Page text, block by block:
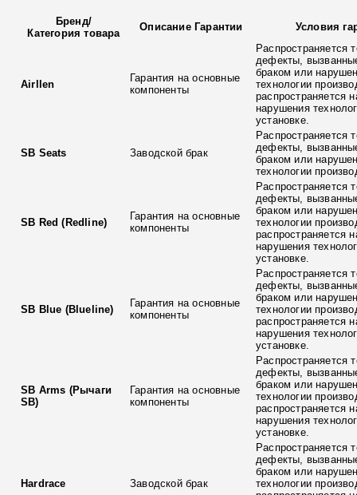
Бренд/
Категория товара
Описание Гарантии Условия
Airllen
Гарантия на основные
компоненты
Распространяется
дефекты,
браком или
технологии
распространяется
нарушения
установке.
SB Seats Заводской брак
Распространяется
дефекты,
браком или
технологии
SB Red (Redline)
Гарантия на основные
компоненты
Распространяется
дефекты,
браком или
технологии
распространяется
нарушения
установке.
SB Blue (Blueline)
Гарантия на основные
компоненты
Распространяется
дефекты,
браком или
технологии
распространяется
нарушения
установке.
SB Arms (Рычаги
SB)
Гарантия на основные
компоненты
Распространяется
дефекты,
браком или
технологии
распространяется
нарушения
установке.
Hardrace Заводской брак
Распространяется
дефекты,
браком или
технологии